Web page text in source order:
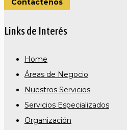
Contáctenos
Links de Interés
Home
Áreas de Negocio
Nuestros Servicios
Servicios Especializados
Organización